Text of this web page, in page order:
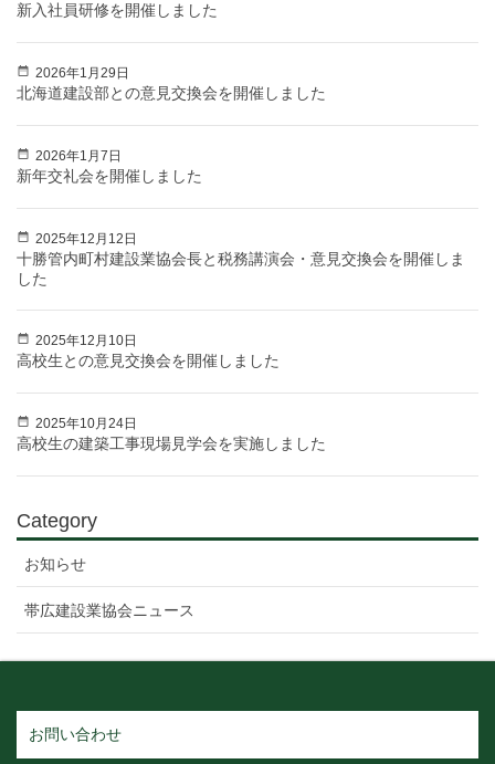
新入社員研修を開催しました
2026年1月29日
北海道建設部との意見交換会を開催しました
2026年1月7日
新年交礼会を開催しました
2025年12月12日
十勝管内町村建設業協会長と税務講演会・意見交換会を開催しま
した
2025年12月10日
高校生との意見交換会を開催しました
2025年10月24日
高校生の建築工事現場見学会を実施しました
Category
お知らせ
帯広建設業協会ニュース
お問い合わせ